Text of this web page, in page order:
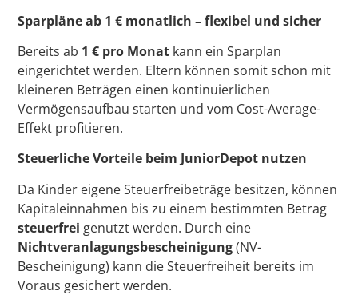
Sparpläne ab 1 € monatlich – flexibel und sicher
Bereits ab 1 € pro Monat kann ein Sparplan
eingerichtet werden. Eltern können somit schon mit
kleineren Beträgen einen kontinuierlichen
Vermögensaufbau starten und vom Cost-Average-
Effekt profitieren.
Steuerliche Vorteile beim JuniorDepot nutzen
Da Kinder eigene Steuerfreibeträge besitzen, können
Kapitaleinnahmen bis zu einem bestimmten Betrag
steuerfrei genutzt werden. Durch eine
Nichtveranlagungsbescheinigung(NV-
Bescheinigung) kann die Steuerfreiheit bereits im
Voraus gesichert werden.